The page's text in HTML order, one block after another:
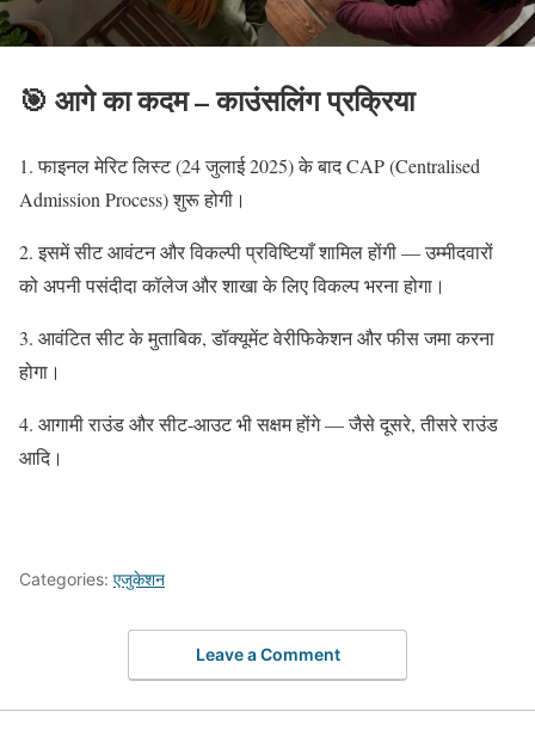
🎯 आगे का कदम – काउंसलिंग प्रक्रिया
1. फाइनल मेरिट लिस्ट (24 जुलाई 2025) के बाद CAP (Centralised
Admission Process) शुरू होगी।
2. इसमें सीट आवंटन और विकल्पी प्रविष्टियाँ शामिल होंगी — उम्मीदवारों
को अपनी पसंदीदा कॉलेज और शाखा के लिए विकल्प भरना होगा।
3. आवंटित सीट के मुताबिक, डॉक्यूमेंट वेरीफिकेशन और फीस जमा करना
होगा।
4. आगामी राउंड और सीट-आउट भी सक्षम होंगे — जैसे दूसरे, तीसरे राउंड
आदि।
Categories: एजुकेशन
Leave a Comment